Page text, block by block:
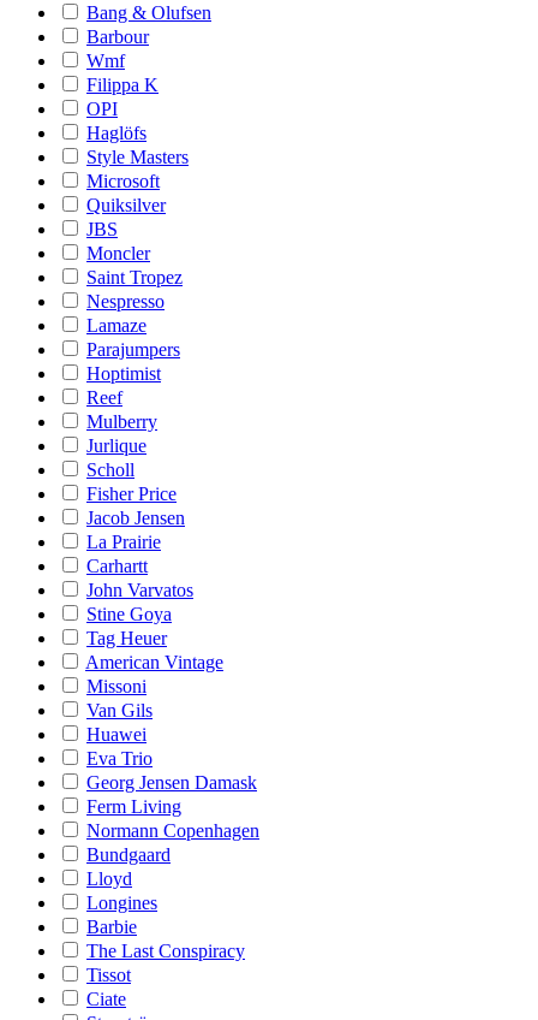
Bang & Olufsen
Barbour
Wmf
Filippa K
OPI
Haglöfs
Style Masters
Microsoft
Quiksilver
JBS
Moncler
Saint Tropez
Nespresso
Lamaze
Parajumpers
Hoptimist
Reef
Mulberry
Jurlique
Scholl
Fisher Price
Jacob Jensen
La Prairie
Carhartt
John Varvatos
Stine Goya
Tag Heuer
American Vintage
Missoni
Van Gils
Huawei
Eva Trio
Georg Jensen Damask
Ferm Living
Normann Copenhagen
Bundgaard
Lloyd
Longines
Barbie
The Last Conspiracy
Tissot
Ciate